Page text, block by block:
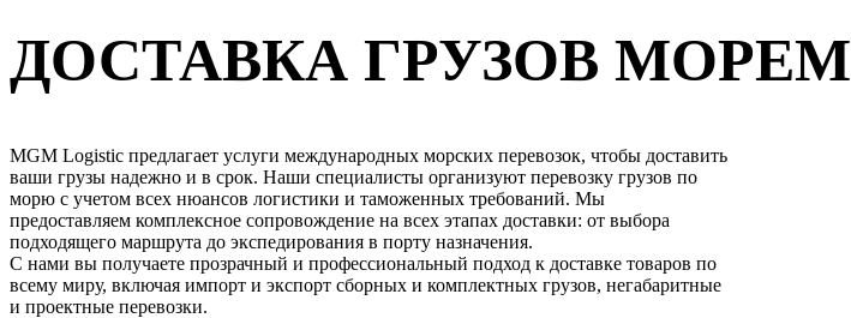
ДОСТАВКА ГРУЗОВ МОРЕМ
MGM Logistic предлагает услуги международных морских перевозок, чтобы доставить
ваши грузы надежно и в срок. Наши специалисты организуют перевозку грузов по
морю с учетом всех нюансов логистики и таможенных требований. Мы
предоставляем комплексное сопровождение на всех этапах доставки: от выбора
подходящего маршрута до экспедирования в порту назначения.
С нами вы получаете прозрачный и профессиональный подход к доставке товаров по
всему миру, включая импорт и экспорт сборных и комплектных грузов, негабаритные
и проектные перевозки.